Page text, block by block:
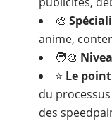
🎨
anime,
🧑‍🎨
⭐ Le
du
des